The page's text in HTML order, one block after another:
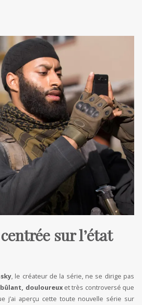
sur l’état
, le créateur de la série, ne se dirige pas
bûlant, douloureux et très controversé que
j’ai aperçu cette toute nouvelle série sur